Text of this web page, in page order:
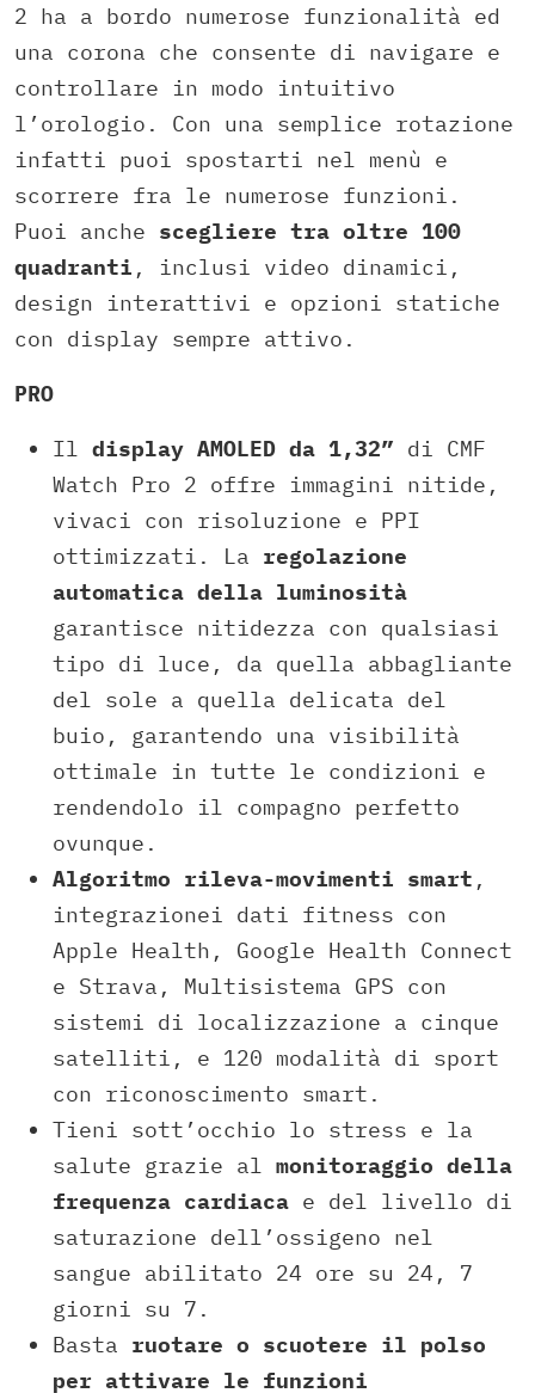
2 ha a bordo numerose funzionalità ed
una corona che consente di navigare e
controllare in modo intuitivo
l’orologio. Con una semplice rotazione
infatti puoi spostarti nel menù e
scorrere fra le numerose funzioni.
Puoi anche scegliere tra oltre 100
quadranti , inclusi video dinamici,
design interattivi e opzioni statiche
con display sempre attivo.
PRO
Il display AMOLED da 1,32” di CMF
Watch Pro 2 offre immagini nitide,
vivaci con risoluzione e PPI
ottimizzati. La regolazione
automatica della luminosità
garantisce nitidezza con qualsiasi
tipo di luce, da quella abbagliante
del sole a quella delicata del
buio, garantendo una visibilità
ottimale in tutte le condizioni e
rendendolo il compagno perfetto
ovunque.
Algoritmo rileva-movimenti smart ,
integrazionei dati fitness con
Apple Health, Google Health Connect
e Strava, Multisistema GPS con
sistemi di localizzazione a cinque
satelliti, e 120 modalità di sport
con riconoscimento smart.
Tieni sott’occhio lo stress e la
salute grazie al monitoraggio della
frequenza cardiaca e del livello di
saturazione dell’ossigeno nel
sangue abilitato 24 ore su 24, 7
giorni su 7.
Basta ruotare o scuotere il polso
per attivare le funzioni